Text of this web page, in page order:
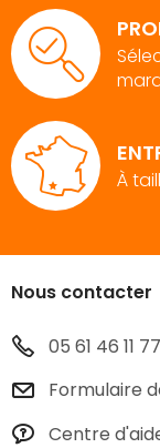
À
Nous contacter
05 61 46 11 77
Formulaire
Centre